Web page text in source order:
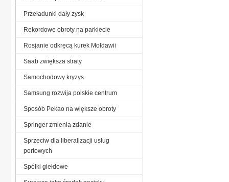
Przeładunki dały zysk
Rekordowe obroty na parkiecie
Rosjanie odkręcą kurek Mołdawii
Saab zwiększa straty
Samochodowy kryzys
Samsung rozwija polskie centrum
Sposób Pekao na większe obroty
Springer zmienia zdanie
Sprzeciw dla liberalizacji usług
portowych
Spółki giełdowe